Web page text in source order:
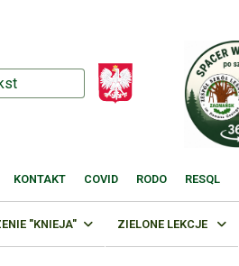
KONTAKT COVID RODO RESQL
"KNIEJA" ZIELONE LEKCJE